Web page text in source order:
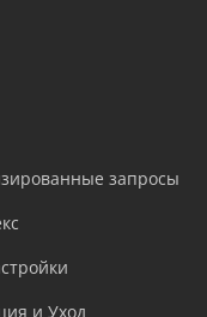
запросы
и Уход